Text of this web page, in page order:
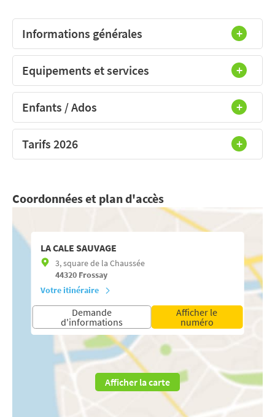
Informations générales
Equipements et services
Enfants / Ados
Tarifs 2026
Coordonnées et plan d'accès
LA CALE SAUVAGE
3, square de la Chaussée
44320 Frossay
Votre itinéraire
Demande
d'informations
Afficher le
numéro
Afficher la carte